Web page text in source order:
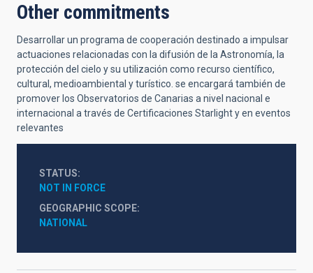
Other commitments
Desarrollar un programa de cooperación destinado a impulsar
actuaciones relacionadas con la difusión de la Astronomía, la
protección del cielo y su utilización como recurso científico,
cultural, medioambiental y turístico. se encargará también de
promover los Observatorios de Canarias a nivel nacional e
internacional a través de Certificaciones Starlight y en eventos
relevantes
STATUS
NOT IN FORCE
GEOGRAPHIC SCOPE
NATIONAL